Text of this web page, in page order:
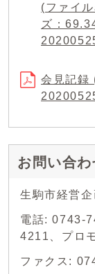
(ファイ
ズ：
会見記録
お問い合わ
生駒市経営
電話: 0743-
4211、プロ
ファクス: